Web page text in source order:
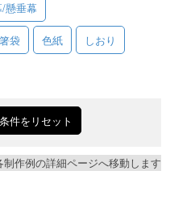
懸垂幕
箸袋 色紙 しおり
件をリセット
作例の詳細ページへ移動します